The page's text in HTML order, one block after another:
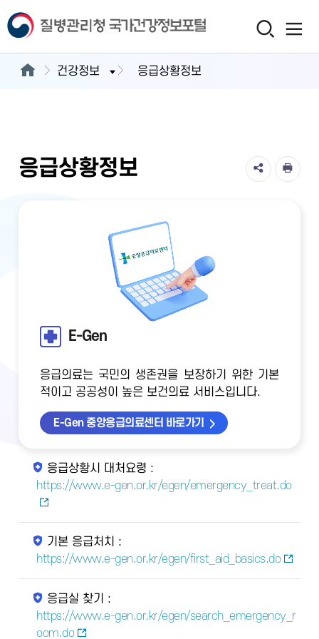
건강정보 응급상황정보
응급상황정보
E-Gen
응급의료는 국민의 생존권을 보장하기 위한 기본
적이고 공공성이 높은 보건의료 서비스입니다.
E-Gen 중앙응급의료센터 바로가기
응급상황시 대처요령 :
https://www.e-gen.or.kr/egen/emergency_treat.do
기본 응급처치 :
https://www.e-gen.or.kr/egen/first_aid_basics.do
응급실 찾기 :
https://www.e-gen.or.kr/egen/search_emergency_r
oom.do